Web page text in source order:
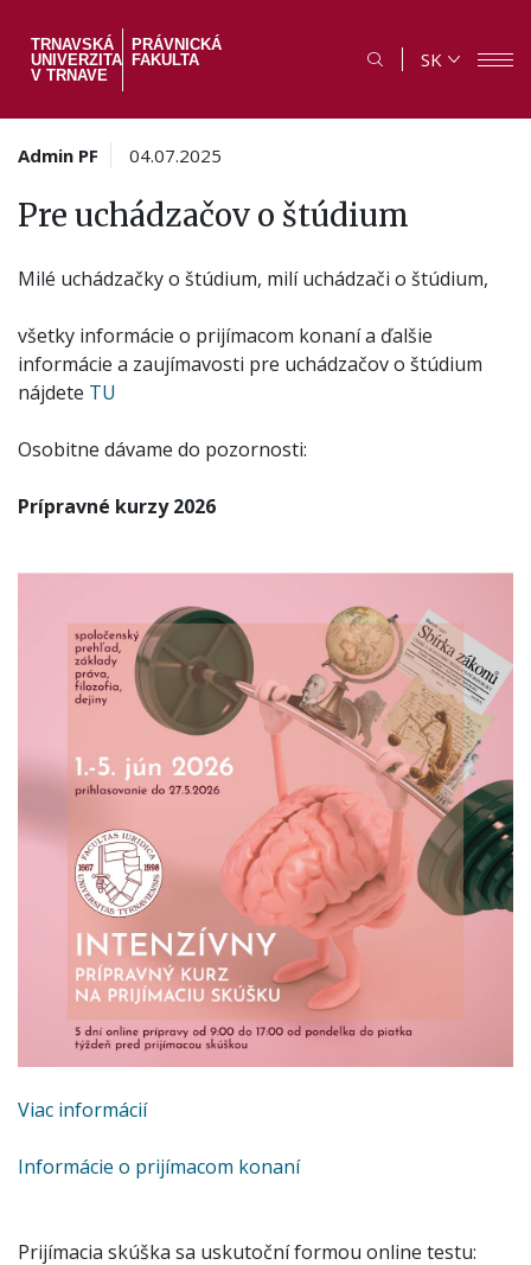
hlavný
TRNAVSKÁ
UNIVERZITA
V TRNAVE
PRÁVNICKÁ
FAKULTA
SK
Admin PF 04.07.2025
Pre uchádzačov o štúdium
Milé uchádzačky o štúdium, milí uchádzači o štúdium,
všetky informácie o prijímacom konaní a ďalšie
informácie a zaujímavosti pre uchádzačov o štúdium
nájdete TU
Osobitne dávame do pozornosti:
Prípravné kurzy 2026
Viac informácií
Informácie o prijímacom konaní
Prijímacia skúška sa uskutoční formou online testu: